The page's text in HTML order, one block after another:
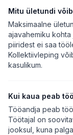
Mitu ületundi
Maksimaalne
ajavahemiku
piiridest ei saa
Kollektiivleping
kasulikum.
Kui kaua peab
Tööandja peab
Töötajal on
jooksul, kuna